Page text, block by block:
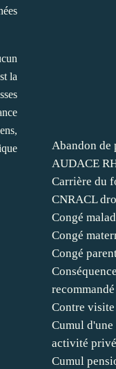
la
Abandon de
AUDACE
Carrière du
CNRACL
Congé
Congé
Congé
recommandé
Contre
Cumul
activité
Cumul